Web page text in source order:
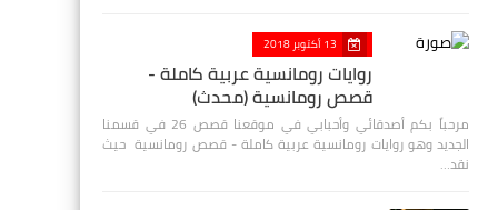
13 أكتوبر 2018
روايات رومانسية عربية كاملة -
قصص رومانسية (محدث)
مرحباً بكم أصدقائي وأحبابي في موقعنا قصص 26 في قسمنا
الجديد وهو روايات رومانسية عربية كاملة - قصص رومانسية حيث
نقد…